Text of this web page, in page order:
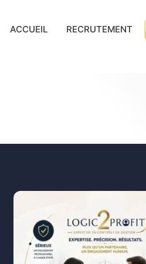
ACCUEIL RECRUTEMENT